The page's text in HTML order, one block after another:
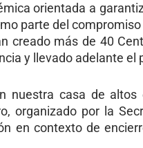
orientada a
parte del
creado más de 40
y llevado adelante
nuestra casa de
organizado por la
en contexto de